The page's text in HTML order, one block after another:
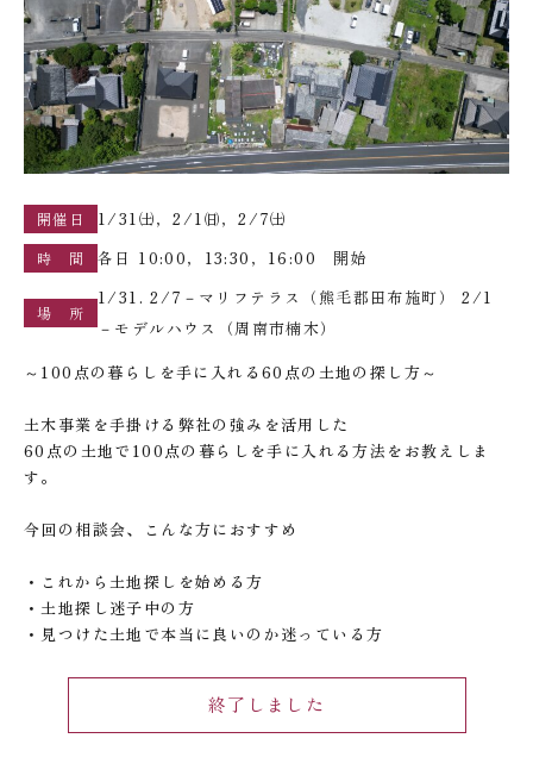
開催日 1/31㈯，2/1㈰，2/7㈯
時 間 各日 10:00，13:30，16:00 開始
場 所
1/31. 2/7－マリフテラス（熊毛郡田布施町） 2/1
－モデルハウス（周南市楠木）
～100点の暮らしを手に入れる60点の土地の探し方～
土木事業を手掛ける弊社の強みを活用した
60点の土地で100点の暮らしを手に入れる方法をお教えしま
す。
今回の相談会、こんな方におすすめ
・これから土地探しを始める方
・土地探し迷子中の方
・見つけた土地で本当に良いのか迷っている方
終了しました